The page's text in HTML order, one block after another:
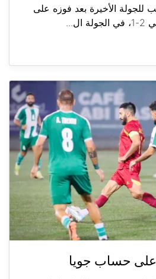
للجولة الأخيرة بعد فوزه على
على حساب جويا